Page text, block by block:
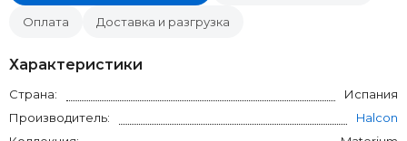
Оплата Доставка и разгрузка
Характеристики
Страна:
Испания
Производитель:
Halcon